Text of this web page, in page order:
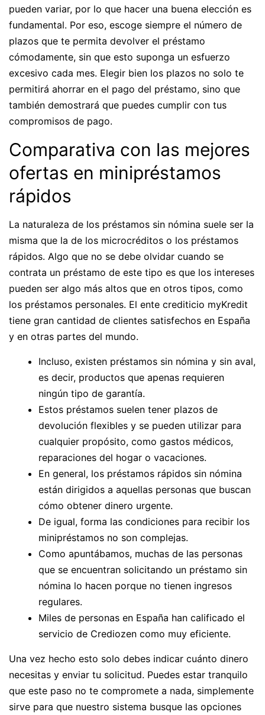
pueden variar, por lo que hacer una buena elección es
fundamental. Por eso, escoge siempre el número de
plazos que te permita devolver el préstamo
cómodamente, sin que esto suponga un esfuerzo
excesivo cada mes. Elegir bien los plazos no solo te
permitirá ahorrar en el pago del préstamo, sino que
también demostrará que puedes cumplir con tus
compromisos de pago.
Comparativa con las mejores
ofertas en minipréstamos
rápidos
La naturaleza de los préstamos sin nómina suele ser la
misma que la de los microcréditos o los préstamos
rápidos. Algo que no se debe olvidar cuando se
contrata un préstamo de este tipo es que los intereses
pueden ser algo más altos que en otros tipos, como
los préstamos personales. El ente crediticio myKredit
tiene gran cantidad de clientes satisfechos en España
y en otras partes del mundo.
Incluso, existen préstamos sin nómina y sin aval,
es decir, productos que apenas requieren
ningún tipo de garantía.
Estos préstamos suelen tener plazos de
devolución flexibles y se pueden utilizar para
cualquier propósito, como gastos médicos,
reparaciones del hogar o vacaciones.
En general, los préstamos rápidos sin nómina
están dirigidos a aquellas personas que buscan
cómo obtener dinero urgente.
De igual, forma las condiciones para recibir los
minipréstamos no son complejas.
Como apuntábamos, muchas de las personas
que se encuentran solicitando un préstamo sin
nómina lo hacen porque no tienen ingresos
regulares.
Miles de personas en España han calificado el
servicio de Crediozen como muy eficiente.
Una vez hecho esto solo debes indicar cuánto dinero
necesitas y enviar tu solicitud. Puedes estar tranquilo
que este paso no te compromete a nada, simplemente
sirve para que nuestro sistema busque las opciones